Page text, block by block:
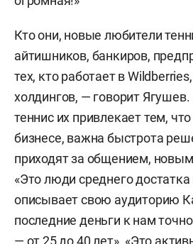
Кто они, новые любители
айтишников, банкиров,
тех, кто работает в
холдингов, — говорит
теннис их привлекает тем,
бизнесе, важна быстрота
приходят за общением,
«Это люди среднего
описывает свою аудиторию
последние деньги к нам
— от 25 до 40 лет». «Это